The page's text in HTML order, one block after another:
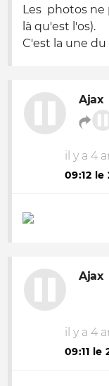
Les photos ne
là qu'est l'os).
C'est la une
Ajax
il y a 4
09:12 le
Ajax
il y a 4
09:11 le